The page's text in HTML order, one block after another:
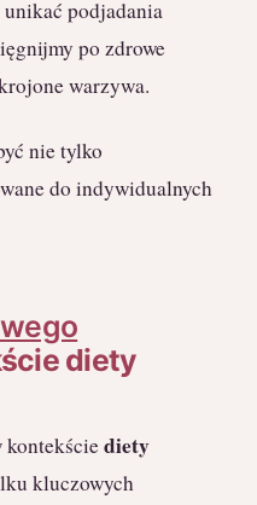
podjadania
po zdrowe
warzywa.
nie tylko
do indywidualnych
diety
kontekściediety
kluczowych